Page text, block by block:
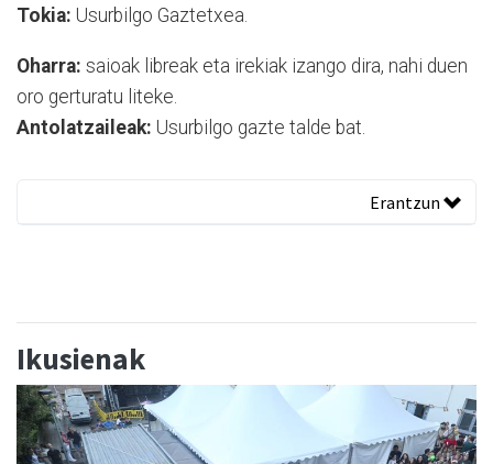
Tokia: Usurbilgo Gaztetxea.
Oharra: saioak libreak eta irekiak izango dira, nahi duen
oro gerturatu liteke.
Antolatzaileak: Usurbilgo gazte talde bat.
Erantzun
Ikusienak